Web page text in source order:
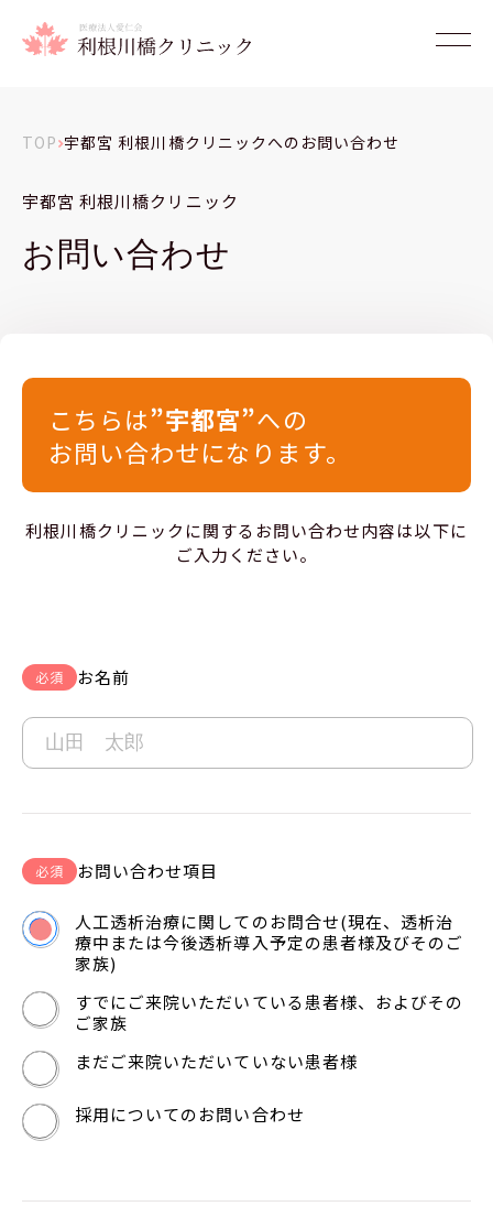
TOP 宇都宮 利根川橋クリニックへのお問い合わせ
宇都宮 利根川橋クリニック
お問い合わせ
こちらは”宇都宮”への
お問い合わせになります。
利根川橋クリニックに関するお問い合わせ内容は以下に
ご入力ください。
必須 お名前
必須 お問い合わせ項目
人工透析治療に関してのお問合せ(現在、透析治
療中または今後透析導入予定の患者様及びそのご
家族)
すでにご来院いただいている患者様、およびその
ご家族
まだご来院いただいていない患者様
採用についてのお問い合わせ